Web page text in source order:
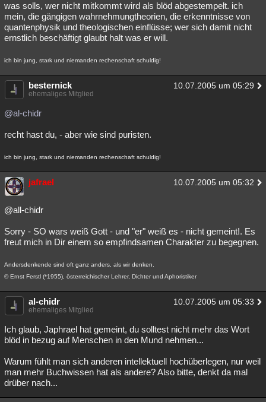
was solls, wer nicht mitkommt wird als blöd abgestempelt. ich
mein, die gängigen wahrnehmungtheorien, die erkenntnisse von
quantenphysik und theologischen einflüsse; wer sich damit nicht
ernstlich beschäftigt glaubt halt was er will.
ich bin jung, stark und niemanden rechenschaft schuldig!
besternick 10.07.2005 um 05:29
ehemaliges Mitglied
@al-chidr
recht hast du, - aber wie sind puristen.
ich bin jung, stark und niemanden rechenschaft schuldig!
jafrael 10.07.2005 um 05:32
@all-chidr
Sorry - SO wars weiß Gott - und "er" weiß es - nicht gemeint!. Es
freut mich in Dir einem so empfindsamen Charakter zu begegnen.
Andersdenkende sind oft ganz anders, als wir denken.
© Ernst Ferstl (*1955), österreichischer Lehrer, Dichter und Aphoristiker
al-chidr 10.07.2005 um 05:33
ehemaliges Mitglied
Ich glaub, Japhrael hat gemeint, du solltest nicht mehr das Wort
blöd in bezug auf Menschen in den Mund nehmen...
Warum fühlt man sich anderen intellektuell hochüberlegen, nur weil
man mehr Buchwissen hat als andere? Also bitte, denkt da mal
drüber nach...